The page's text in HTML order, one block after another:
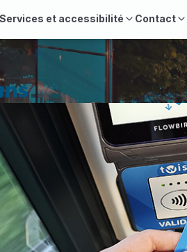
Services et accessibilité Contact